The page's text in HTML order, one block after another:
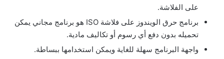
على الفلاشة.
برنامج حرق الويندوز على فلاشة ISO هو برنامج مجاني يمكن
تحميله بدون دفع أي رسوم أو تكاليف مادية.
واجهة البرنامج سهلة للغاية ويمكن استخدامها ببساطة.